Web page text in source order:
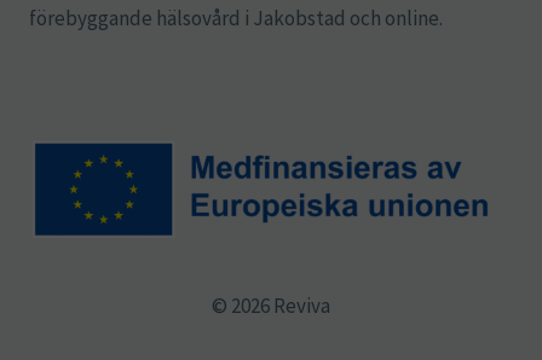
förebyggande hälsovård i Jakobstad och online.
© 2026 Reviva